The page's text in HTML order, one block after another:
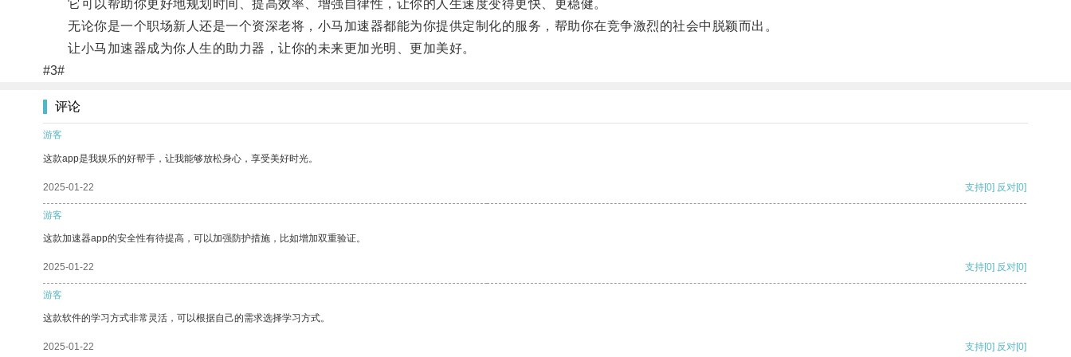
它可以帮助你更好地规划时间、提高效率、增强自律性，让你的人生速度变得更快、更稳健。
无论你是一个职场新人还是一个资深老将，小马加速器都能为你提供定制化的服务，帮助你在竞争激烈的社会中脱颖而出。
让小马加速器成为你人生的助力器，让你的未来更加光明、更加美好。
#3#
评论
游客
这款app是我娱乐的好帮手，让我能够放松身心，享受美好时光。
2025-01-22 支持[0] 反对[0]
游客
这款加速器app的安全性有待提高，可以加强防护措施，比如增加双重验证。
2025-01-22 支持[0] 反对[0]
游客
这款软件的学习方式非常灵活，可以根据自己的需求选择学习方式。
2025-01-22 支持[0] 反对[0]